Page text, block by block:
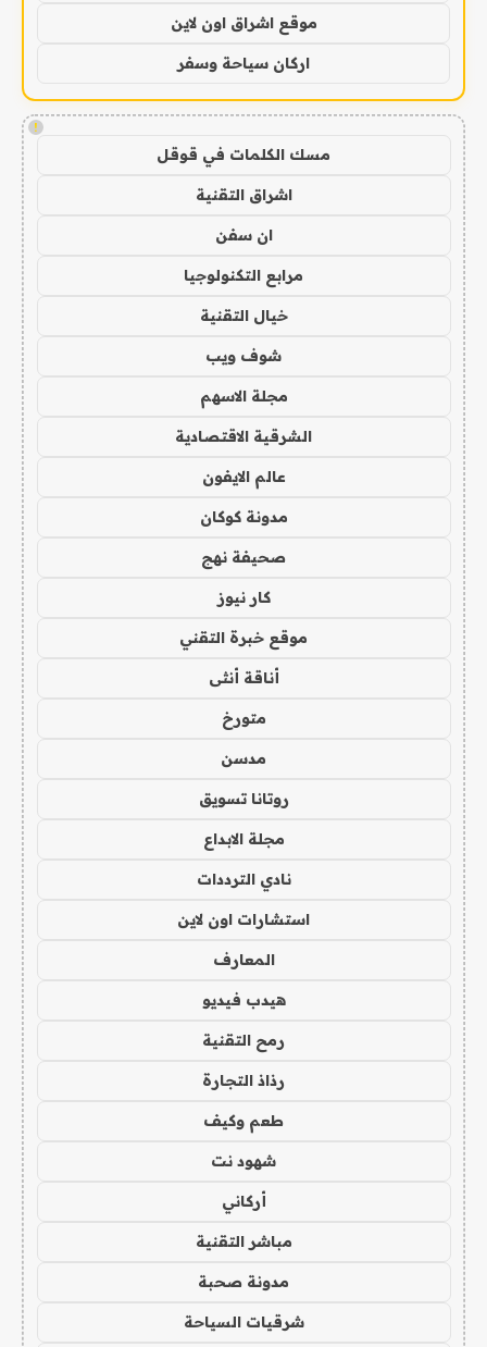
موقع اشراق اون لاين
اركان سياحة وسفر
!
مسك الكلمات في قوقل
اشراق التقنية
ان سفن
مرابع التكنولوجيا
خيال التقنية
شوف ويب
مجلة الاسهم
الشرقية الاقتصادية
عالم الايفون
مدونة كوكان
صحيفة نهج
كار نيوز
موقع خبرة التقني
أناقة أنثى
متورخ
مدسن
روتانا تسويق
مجلة الابداع
نادي الترددات
استشارات اون لاين
المعارف
هيدب فيديو
رمح التقنية
رذاذ التجارة
طعم وكيف
شهود نت
أركاني
مباشر التقنية
مدونة صحبة
شرقيات السياحة